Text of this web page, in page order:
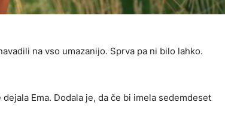
na vso umazanijo. Sprva pa ni bilo lahko.
dejala Ema. Dodala je, da če bi imela sedemdeset